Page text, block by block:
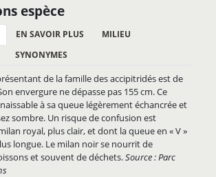
espèce
EN SAVOIR PLUS
MILIEU
SYNONYMES
de la famille des accipitridés est de
envergure ne dépasse pas 155 cm. Ce
à sa queue légèrement échancrée et
sombre. Un risque de confusion est
royal, plus clair, et dont la queue en « V »
longue. Le milan noir se nourrit de
et souvent de déchets.Source : Parc